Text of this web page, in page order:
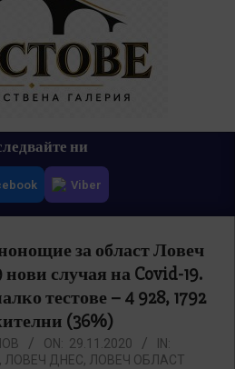
ни
Viber
за област Ловеч
случая на Covid-19.
тестове – 4 928, 1792
(36%)
ON: 29.11.2020
IN:
, ЛОВЕЧ ДНЕС, ЛОВЕЧ ОБЛАСТ